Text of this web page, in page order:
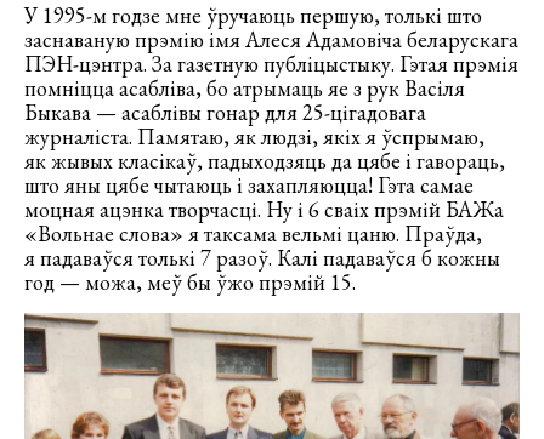
У 1995-м годзе мне ўручаюць першую, толькі што
заснаваную прэмію імя Алеся Адамовіча беларускага
ПЭН-цэнтра. За газетную публіцыстыку. Гэтая прэмія
помніцца асабліва, бо атрымаць яе з рук Васіля
Быкава — асаблівы гонар для 25-цігадовага
журналіста. Памятаю, як людзі, якіх я ўспрымаю,
як жывых класікаў, падыходзяць да цябе і гавораць,
што яны цябе чытаюць і захапляюцца! Гэта самае
моцная ацэнка творчасці. Ну і 6 сваіх прэмій БАЖа
«Вольнае слова» я таксама вельмі цаню. Праўда,
я падаваўся толькі 7 разоў. Калі падаваўся б кожны
год — можа, меў бы ўжо прэмій 15.